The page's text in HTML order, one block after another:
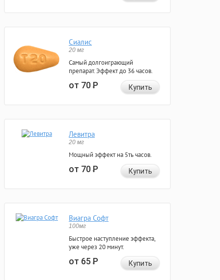
Сиалис
20 мг
Самый долгоиграющий
препарат. Эффект до 36 часов.
от 70Р Купить
Левитра
20 мг
Мощный эффект на 5ть часов.
от 70Р Купить
Виагра Софт
100мг
Быстрое наступление эффекта,
уже через 20 минут.
от 65Р Купить